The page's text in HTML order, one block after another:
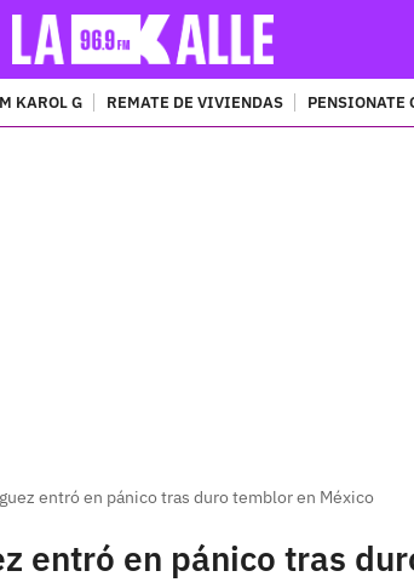
KAROL G REMATE DE VIVIENDAS PENSIONATE
entró en pánico tras duro temblor en México
entró en pánico tras